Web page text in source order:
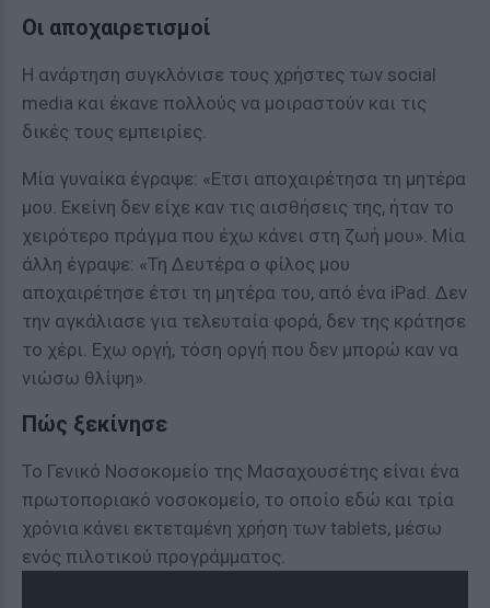
Οι αποχαιρετισμοί
Η ανάρτηση συγκλόνισε τους χρήστες των social
media και έκανε πολλούς να μοιραστούν και τις
δικές τους εμπειρίες.
Μία γυναίκα έγραψε: «Ετσι αποχαιρέτησα τη μητέρα
μου. Εκείνη δεν είχε καν τις αισθήσεις της, ήταν το
χειρότερο πράγμα που έχω κάνει στη ζωή μου». Μία
άλλη έγραψε: «Τη Δευτέρα ο φίλος μου
αποχαιρέτησε έτσι τη μητέρα του, από ένα iPad. Δεν
την αγκάλιασε για τελευταία φορά, δεν της κράτησε
το χέρι. Εχω οργή, τόση οργή που δεν μπορώ καν να
νιώσω θλίψη».
Πώς ξεκίνησε
Το Γενικό Νοσοκομείο της Μασαχουσέτης είναι ένα
πρωτοποριακό νοσοκομείο, το οποίο εδώ και τρία
χρόνια κάνει εκτεταμένη χρήση των tablets, μέσω
ενός πιλοτικού προγράμματος.